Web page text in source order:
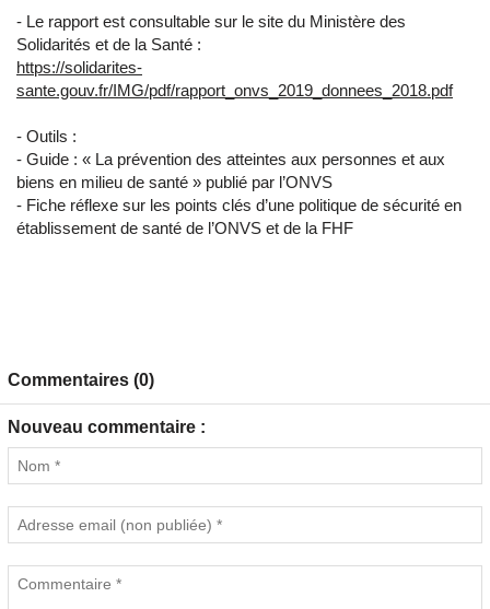
- Le rapport est consultable sur le site du Ministère des
Solidarités et de la Santé :
https://solidarites-
sante.gouv.fr/IMG/pdf/rapport_onvs_2019_donnees_2018.pdf
- Outils :
- Guide : « La prévention des atteintes aux personnes et aux
biens en milieu de santé » publié par l’ONVS
- Fiche réflexe sur les points clés d’une politique de sécurité en
établissement de santé de l’ONVS et de la FHF
Commentaires (0)
Nouveau commentaire :